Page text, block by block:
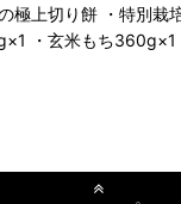
極上切り餅 ・特別栽
・玄米もち360g×1